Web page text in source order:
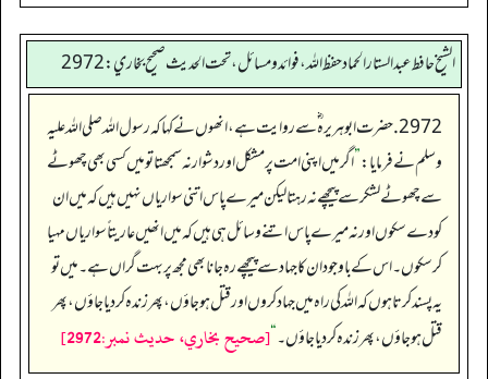
الشيخ حافط عبدالستار الحماد حفظ الله، فوائد و مسائل، تحت الحديث صحيح بخاري:2972
2972. حضرت ابو ہریرہ ؓ سے روایت ہے، انھوں نے کہا کہ رسول اللہ صلی اللہ علیہ
وسلم نے فرمایا:”اگر میں اپنی امت پر مشکل اور دشوار نہ سمجھتا تو میں کسی بھی چھوٹے
سے چھوٹےلشکر سے پیچھے نہ رہتا لیکن میرے پاس اتنی سواریاں نہیں ہیں کہ میں ان
کو دے سکوں اور نہ میرے پاس اتنے وسائل ہی ہیں کہ میں انھیں عاریتاً سواریاں مہیا
کر سکوں۔ اس کے باوجود ان کا جہاد سے پیچھے رہ جانا بھی مجھ پر بہت گراں ہے۔ میں تو
یہ پسند کرتا ہوں کہ اللہ کی راہ میں جہاد کروں اور قتل ہو جاؤں، پھر زندہ کردیا جاؤں، پھر
قتل ہو جاؤں، پھر زندہ کر دیا جاؤں۔“[صحيح بخاري، حديث نمبر:2972]